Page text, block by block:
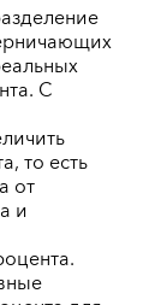
С
то есть
от
и